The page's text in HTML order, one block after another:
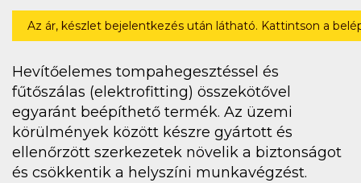
Az ár, készlet bejelentkezés után látható. Kattintson a
Hevítőelemes tompahegesztéssel és
fűtőszálas (elektrofitting) összekötővel
egyaránt beépíthető termék. Az üzemi
körülmények között készre gyártott és
ellenőrzött szerkezetek növelik a biztonságot
és csökkentik a helyszíni munkavégzést.